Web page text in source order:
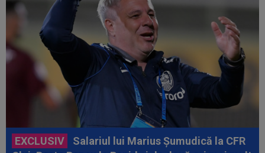
EXCLUSIV
Salariul lui Marius Șumudică la CFR